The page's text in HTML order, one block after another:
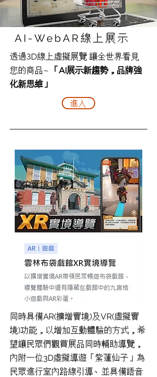
AI-WebAR線上展示
透過3D線上虛擬展覽 讓全世界看見
您的商品~
「AI展示新趨勢，品牌強
化新思維」
進入
【XR實境導覽】
同時具備AR(擴增實境)及VR(虛擬實
境)功能，以增加互動體驗的方式，希
望讓民眾們觀賞展品同時輔助導覽，
內附一位3D虛擬導遊「紫蓮仙子」為
民眾進行室內路線引導、並具備語音